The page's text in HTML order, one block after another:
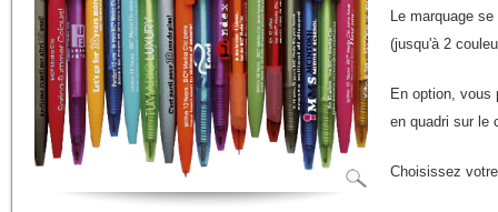
Le marquage
(jusqu'à 2
En option, vous
en quadri sur le
Choisissez